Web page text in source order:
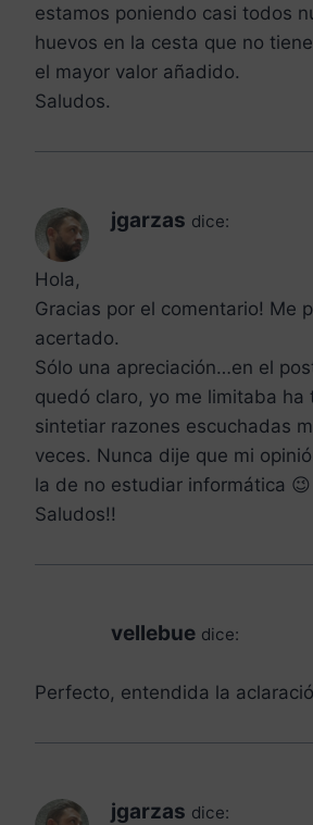
estamos poniendo casi todos
huevos en la cesta que no
el mayor valor añadido.
Saludos.
jgarzas dice:
Hola,
Gracias por el comentario! Me
acertado.
Sólo una apreciación…en el
quedó claro, yo me limitaba ha
sintetiar razones escuchadas
veces. Nunca dije que mi
la de no estudiar informática 😉
Saludos!!
vellebue dice:
Perfecto, entendida la
jgarzas dice: